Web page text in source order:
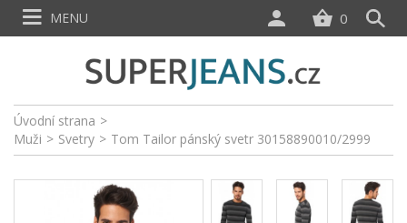
Úvodní strana >
Muži > Svetry > Tom Tailor pánský svetr 30158890010/2999
0
MENU